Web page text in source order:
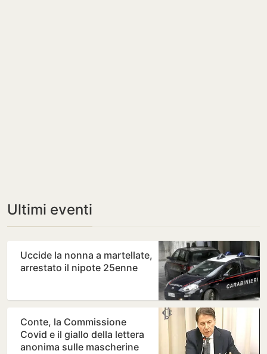
Ultimi eventi
Uccide la nonna a martellate,
arrestato il nipote 25enne
Conte, la Commissione
Covid e il giallo della lettera
anonima sulle mascherine